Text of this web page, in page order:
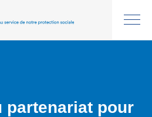
partenariat pour